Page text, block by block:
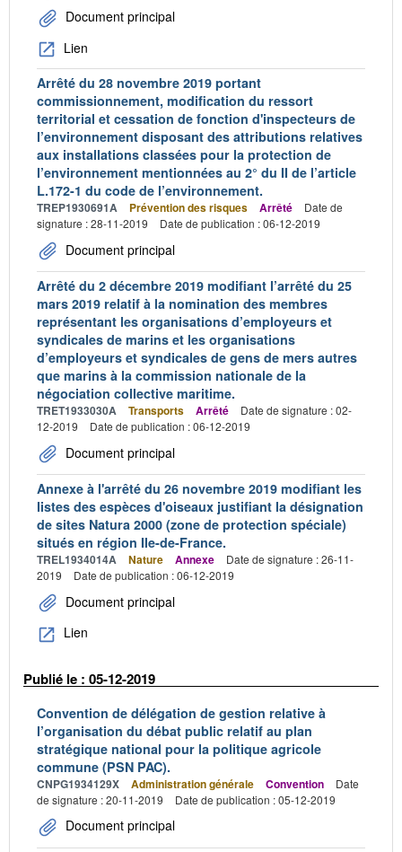
Document principal
Lien
Arrêté du 28 novembre 2019 portant
commissionnement, modification du ressort
territorial et cessation de fonction d'inspecteurs de
l’environnement disposant des attributions relatives
aux installations classées pour la protection de
l’environnement mentionnées au 2° du II de l’article
L.172-1 du code de l’environnement.
TREP1930691A Prévention des risques Arrêté
Date de
signature : 28-11-2019
Date de publication : 06-12-2019
Document principal
Arrêté du 2 décembre 2019 modifiant l’arrêté du 25
mars 2019 relatif à la nomination des membres
représentant les organisations d’employeurs et
syndicales de marins et les organisations
d’employeurs et syndicales de gens de mers autres
que marins à la commission nationale de la
négociation collective maritime.
TRET1933030A Transports Arrêté
Date de signature : 02-
12-2019
Date de publication : 06-12-2019
Document principal
Annexe à l'arrêté du 26 novembre 2019 modifiant les
listes des espèces d'oiseaux justifiant la désignation
de sites Natura 2000 (zone de protection spéciale)
situés en région Ile-de-France.
TREL1934014A Nature Annexe
Date de signature : 26-11-
2019
Date de publication : 06-12-2019
Document principal
Lien
Publié le : 05-12-2019
Convention de délégation de gestion relative à
l’organisation du débat public relatif au plan
stratégique national pour la politique agricole
commune (PSN PAC).
CNPG1934129X Administration générale Convention
Date
de signature : 20-11-2019
Date de publication : 05-12-2019
Document principal